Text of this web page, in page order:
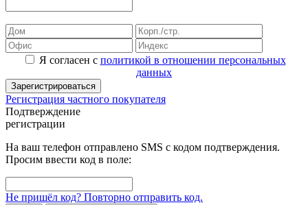
Я согласен с политикой в отношении персональных
данных
Зарегистрироваться
Регистрация частного покупателя
Подтверждение
регистрации
На ваш телефон отправлено SMS с кодом подтверждения.
Просим ввести код в поле:
Не пришёл код? Повторно отправить код.